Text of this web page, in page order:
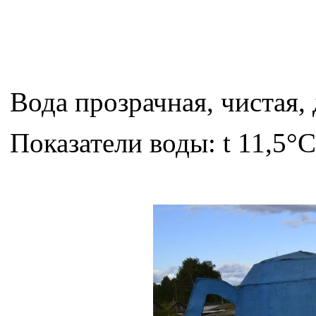
Вода прозрачная,
Показатели воды: t